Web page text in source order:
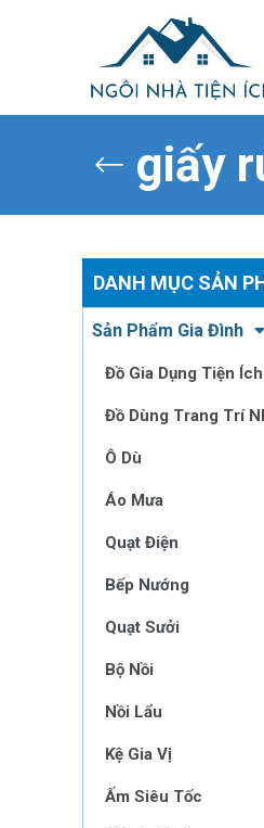
giấy
DANH MỤC SẢN
Sản Phẩm Gia Đình
Đồ Gia Dụng Tiện Ích
Đồ Dùng Trang Trí
Ô Dù
Áo Mưa
Quạt Điện
Bếp Nướng
Quạt Sưởi
Bộ Nồi
Nồi Lẩu
Kệ Gia Vị
Ấm Siêu Tốc